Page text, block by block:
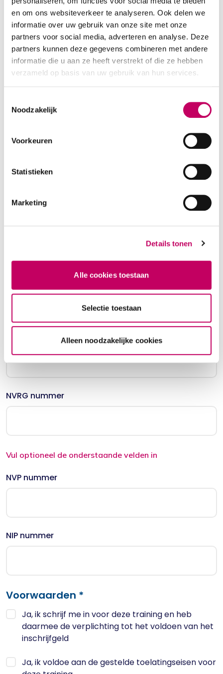
en om ons websiteverkeer te analyseren. Ook delen we
informatie over uw gebruik van onze site met onze
partners voor social media, adverteren en analyse. Deze
partners kunnen deze gegevens combineren met andere
informatie die u aan ze heeft verstrekt of die ze hebben
verzameld op basis van uw gebruik van hun services.
Noodzakelijk
Voorkeuren
Statistieken
Marketing
Details tonen
Alle cookies toestaan
Selectie toestaan
Alleen noodzakelijke cookies
Verzenden naar een ander adres? Training
Registratienummers
BIG-registratie GZ-therapeut
BIG-registratie Klinisch Psycholoog
BIG-registratie Psychiater
NVRG nummer
Vul optioneel de onderstaande velden in
NVP nummer
NIP nummer
Voorwaarden *
Ja, ik schrijf me in voor deze training en heb
daarmee de verplichting tot het voldoen van het
inschrijfgeld
Ja, ik voldoe aan de gestelde toelatingseisen voor